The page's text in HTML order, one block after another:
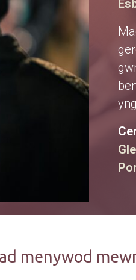
menywod